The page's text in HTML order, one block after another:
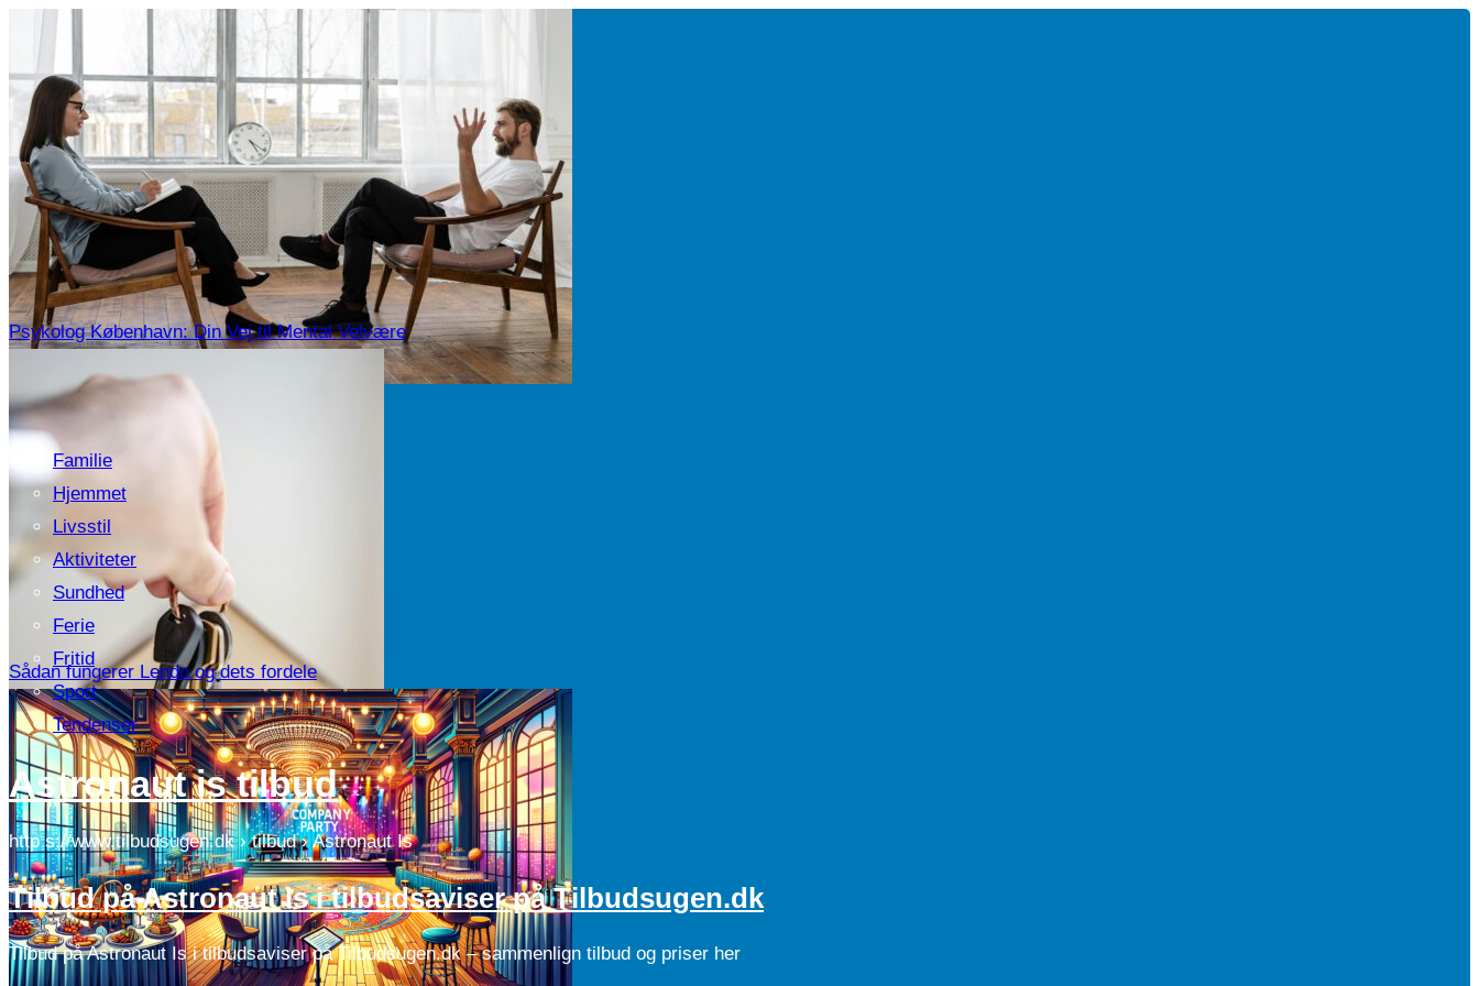
Psykolog København: Din Vej til Mental Velvære
Sådan fungerer Lendo og dets fordele
Familie
Hjemmet
Livsstil
Aktiviteter
Sundhed
Ferie
Fritid
Sport
Tendenser
Astronaut is tilbud
http s://www.tilbudsugen.dk › tilbud › Astronaut Is
Tilbud på Astronaut Is i tilbudsaviser på Tilbudsugen.dk
Tilbud på Astronaut Is i tilbudsaviser på Tilbudsugen.dk – sammenlign tilbud og priser her